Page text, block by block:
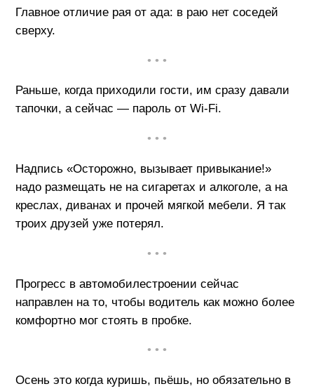
Главное отличие рая от ада: в раю нет соседей
сверху.
• • •
Раньше, когда приходили гости, им сразу давали
тапочки, а сейчас — пароль от Wi-Fi.
• • •
Надпись «Осторожно, вызывает привыкание!»
надо размещать не на сигаретах и алкоголе, а на
креслах, диванах и прочей мягкой мебели. Я так
троих друзей уже потерял.
• • •
Прогресс в автомобилестроении сейчас
направлен на то, чтобы водитель как можно более
комфортно мог стоять в пробке.
• • •
Осень это когда куришь, пьёшь, но обязательно в